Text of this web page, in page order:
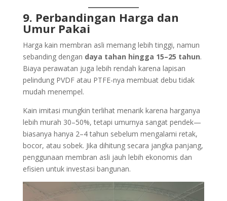
9. Perbandingan Harga dan
Umur Pakai
Harga kain membran asli memang lebih tinggi, namun
sebanding dengan daya tahan hingga 15–25 tahun.
Biaya perawatan juga lebih rendah karena lapisan
pelindung PVDF atau PTFE-nya membuat debu tidak
mudah menempel.
Kain imitasi mungkin terlihat menarik karena harganya
lebih murah 30–50%, tetapi umurnya sangat pendek—
biasanya hanya 2–4 tahun sebelum mengalami retak,
bocor, atau sobek. Jika dihitung secara jangka panjang,
penggunaan membran asli jauh lebih ekonomis dan
efisien untuk investasi bangunan.